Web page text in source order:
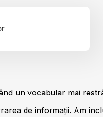
un vocabular mai
de informații. Am